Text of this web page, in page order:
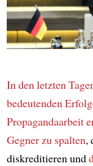
In den letzten
bedeutenden
Propagandaarbeit
Gegner zu spalten,
diskreditieren und